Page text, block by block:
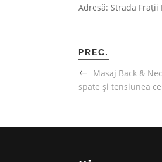
Adresă: Strada Frații
PREC.
Masaj Back &
spate și tensiunea